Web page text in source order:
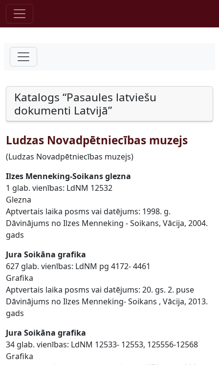
Pāriet uz saturu
Katalogs “Pasaules latviešu
dokumenti Latvijā”
Ludzas Novadpētniecības muzejs
(Ludzas Novadpētniecības muzejs)
Ilzes Menneking-Soikans glezna
1 glab. vienības: LdNM 12532
Glezna
Aptvertais laika posms vai datējums: 1998. g.
Dāvinājums no Ilzes Menneking - Soikans, Vācija, 2004.
gads
Jura Soikāna grafika
627 glab. vienības: LdNM pg 4172- 4461
Grafika
Aptvertais laika posms vai datējums: 20. gs. 2. puse
Dāvinājums no Ilzes Menneking- Soikans , Vācija, 2013.
gads
Jura Soikāna grafika
34 glab. vienības: LdNM 12533- 12553, 125556-12568
Grafika